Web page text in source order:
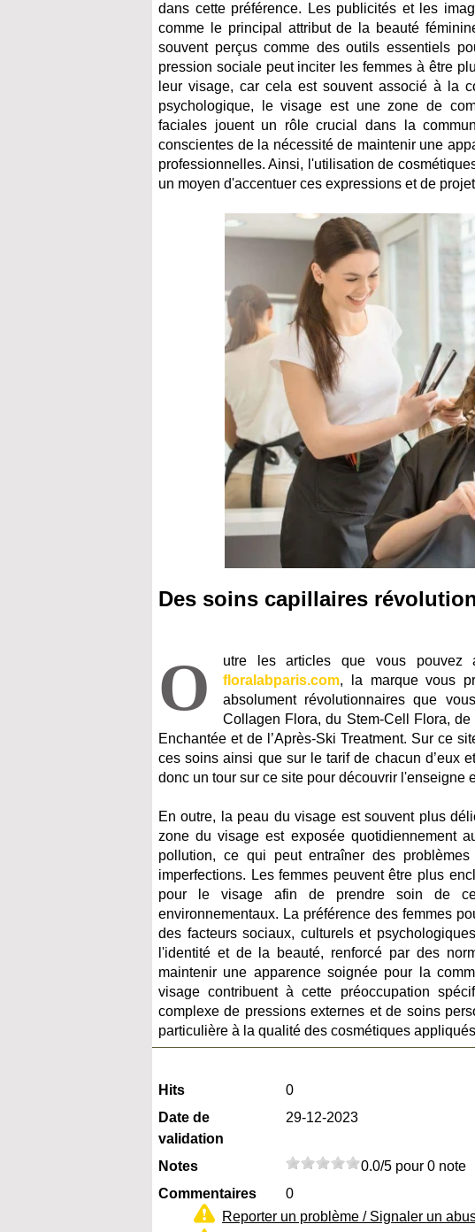
dans cette préférence. Les publicités et les
comme le principal attribut de la beauté
souvent perçus comme des outils essentiels
pression sociale peut inciter les femmes à être
leur visage, car cela est souvent associé à la
psychologique, le visage est une zone de
faciales jouent un rôle crucial dans la
conscientes de la nécessité de maintenir une
professionnelles. Ainsi, l'utilisation de
un moyen d'accentuer ces expressions et de
Des soins capillaires
O
utre les articles que vous pouvez
floralabparis.com, la marque vous
absolument révolutionnaires que
Collagen Flora, du Stem-Cell Flora, de
Enchantée et de l’Après-Ski Treatment. Sur ce
ces soins ainsi que sur le tarif de chacun d’eux
donc un tour sur ce site pour découvrir l'enseigne
En outre, la peau du visage est souvent plus
zone du visage est exposée quotidiennement
pollution, ce qui peut entraîner des
imperfections. Les femmes peuvent être plus
pour le visage afin de prendre soin de
environnementaux. La préférence des femmes
des facteurs sociaux, culturels et
l'identité et de la beauté, renforcé par des
maintenir une apparence soignée pour la
visage contribuent à cette préoccupation
complexe de pressions externes et de soins
particulière à la qualité des cosmétiques
Hits
0
Date de
validation
29-12-2023
Notes
0.0/5 pour 0 note
Commentaires
0
Reporter un problème / Signaler un